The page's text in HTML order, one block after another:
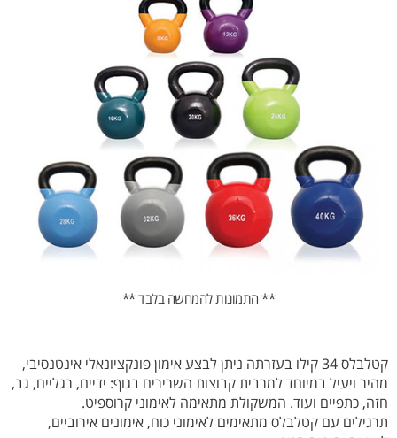
** התמונות להמחשה בלבד **
קטלבלס 34 קילו בעזרתה ניתן לבצע אימון פונקציונאלי אינטנסיבי,
מהיר ויעיל במיוחד למרבית קבוצות השרירים בגוף: ידיים, רגליים, גב,
חזה, כתפיים ועוד. המשקולת מתאימה לאימוני קרוספיט.
תרגילים עם קטלבלס מתאימים לאימוני כוח, אימונים אירוביים,